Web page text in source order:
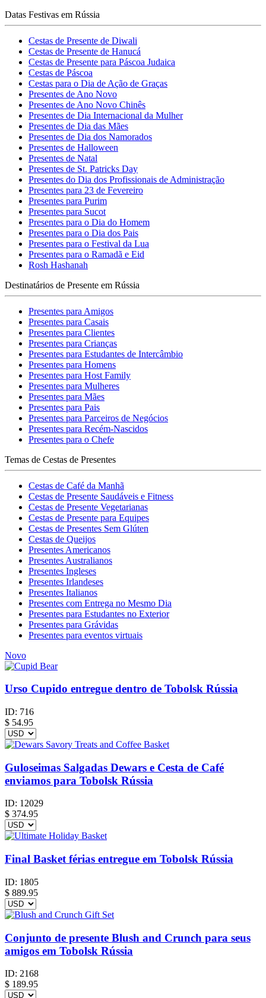
Datas Festivas em Rússia
Cestas de Presente de Diwali
Cestas de Presente de Hanucá
Cestas de Presente para Páscoa Judaica
Cestas de Páscoa
Cestas para o Dia de Ação de Graças
Presentes de Ano Novo
Presentes de Ano Novo Chinês
Presentes de Dia Internacional da Mulher
Presentes de Dia das Mães
Presentes de Dia dos Namorados
Presentes de Halloween
Presentes de Natal
Presentes de St. Patricks Day
Presentes do Dia dos Profissionais de Administração
Presentes para 23 de Fevereiro
Presentes para Purim
Presentes para Sucot
Presentes para o Dia do Homem
Presentes para o Dia dos Pais
Presentes para o Festival da Lua
Presentes para o Ramadã e Eid
Rosh Hashanah
Destinatários de Presente em Rússia
Presentes para Amigos
Presentes para Casais
Presentes para Clientes
Presentes para Crianças
Presentes para Estudantes de Intercâmbio
Presentes para Homens
Presentes para Host Family
Presentes para Mulheres
Presentes para Mães
Presentes para Pais
Presentes para Parceiros de Negócios
Presentes para Recém-Nascidos
Presentes para o Chefe
Temas de Cestas de Presentes
Cestas de Café da Manhã
Cestas de Presente Saudáveis e Fitness
Cestas de Presente Vegetarianas
Cestas de Presente para Equipes
Cestas de Presentes Sem Glúten
Cestas de Queijos
Presentes Americanos
Presentes Australianos
Presentes Ingleses
Presentes Irlandeses
Presentes Italianos
Presentes com Entrega no Mesmo Dia
Presentes para Estudantes no Exterior
Presentes para Grávidas
Presentes para eventos virtuais
Novo
Urso Cupido entregue dentro de Tobolsk Rússia
ID: 716
$ 54.95
Guloseimas Salgadas Dewars e Cesta de Café
enviamos para Tobolsk Rússia
ID: 12029
$ 374.95
Final Basket férias entregue em Tobolsk Rússia
ID: 1805
$ 889.95
Conjunto de presente Blush and Crunch para seus
amigos em Tobolsk Rússia
ID: 2168
$ 189.95